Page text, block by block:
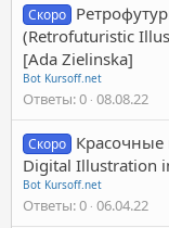
Скоро
(Retrofuturistic
[Ada Zielinska]
Bot Kursoff.net
Ответы 0 08.08.22
Скоро Красочные
Digital Illustration
Bot Kursoff.net
Ответы 0 06.04.22